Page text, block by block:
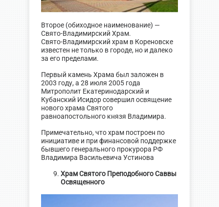
Второе (обиходное наименование) —
Свято-Владимирский Храм.
Свято-Владимирский храм в Кореновске
известен не только в городе, но и далеко
за его пределами.
Первый камень Храма был заложен в
2003 году, а 28 июля 2005 года
Митрополит Екатеринодарский и
Кубанский Исидор совершил освящение
нового храма Святого
равноапостольного князя Владимира.
Примечательно, что храм построен по
инициативе и при финансовой поддержке
бывшего генерального прокурора РФ
Владимира Васильевича Устинова
Храм Святого Преподобного Саввы
Освященного